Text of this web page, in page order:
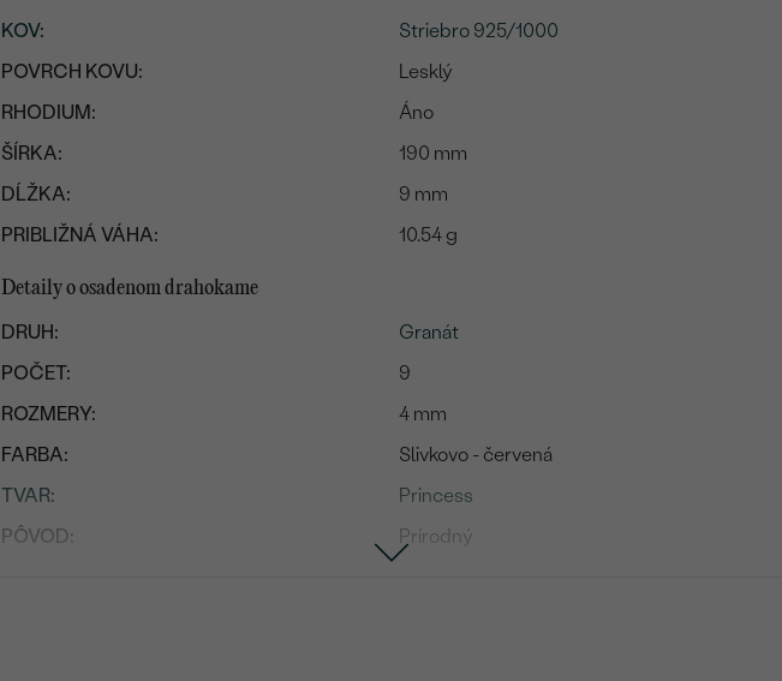
KOV:
Striebro 925/1000
POVRCH KOVU:
Lesklý
RHODIUM:
Áno
ŠÍRKA:
190 mm
DĹŽKA:
9 mm
PRIBLIŽNÁ VÁHA:
10.54 g
Detaily o osadenom drahokame
DRUH:
Granát
POČET:
9
ROZMERY:
4 mm
FARBA:
Slivkovo - červená
TVAR:
Princess
PÔVOD:
Prírodný